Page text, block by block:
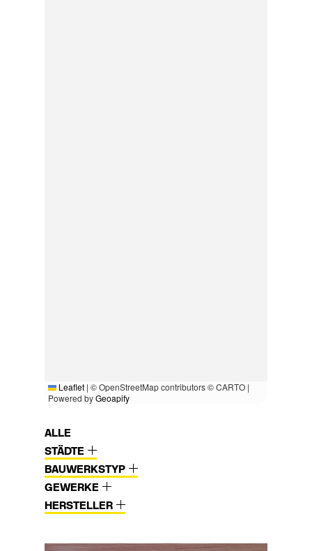
Leaflet | © OpenStreetMap contributors © CARTO |
Powered byGeoapify
ALLE
STÄDTE
BAUWERKSTYP
GEWERKE
HERSTELLER